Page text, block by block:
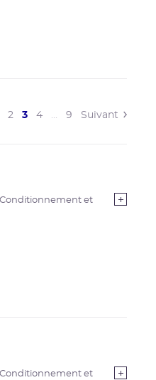
2 3(current)
4 … 9 Suivant
Conditionnement et
Conditionnement et